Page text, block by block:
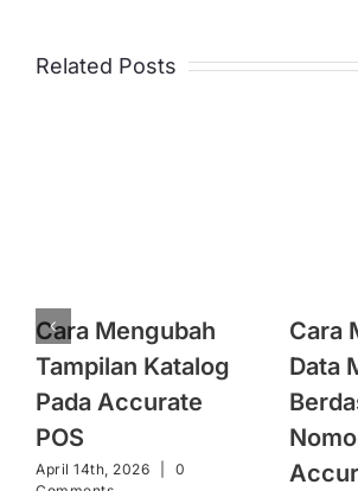
Related Posts
Cara Mengubah
Tampilan Katalog
Pada Accurate
POS
April 14th, 2026
0
Cara
Data